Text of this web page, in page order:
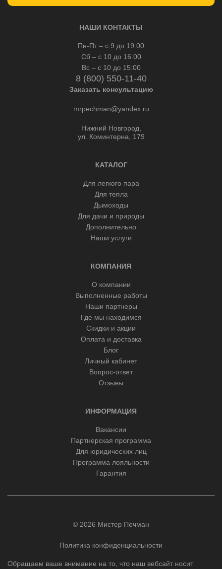
НАШИ КОНТАКТЫ
Пн-Пт – с 9 до 19:00
Сб – с 10 до 16:00
Вс – с 10 до 15:00
8 (800) 550-11-40
Заказать консультацию
mrpechman@yandex.ru
Нижний Новгород,
ул. Коминтерна, 179
КАТАЛОГ
Для легкого пара
Для тепла
Дымоходы
Для дачи и природы
Дополнительно
Наши услуги
КОМПАНИЯ
О компании
Выполненные работы
Наши партнеры
Где мы находимся
Скидки и акции
Оплата и доставка
Блог
Личный кабинет
Вопрос-ответ
Отзывы
ИНФОРМАЦИЯ
Вакансии
Партнерская программа
Для юридических лиц
Программа лояльности
Гарантия
© 2026 Мистер Печман
Политика конфиденциальности
Обращаем ваше внимание на то, что наш вебсайт носит